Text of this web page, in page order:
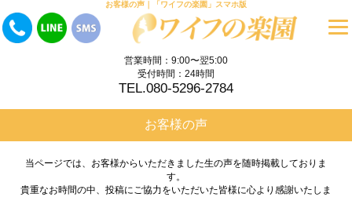
お客様の声｜「ワイフの楽園」スマホ版
営業時間：9:00〜翌5:00
受付時間：24時間
TEL.080-5296-2784
お客様の声
当ページでは、お客様からいただきました生の声を随時掲載しておりま
す。
貴重なお時間の中、投稿にご協力をいただいた皆様に心より感謝いたしま